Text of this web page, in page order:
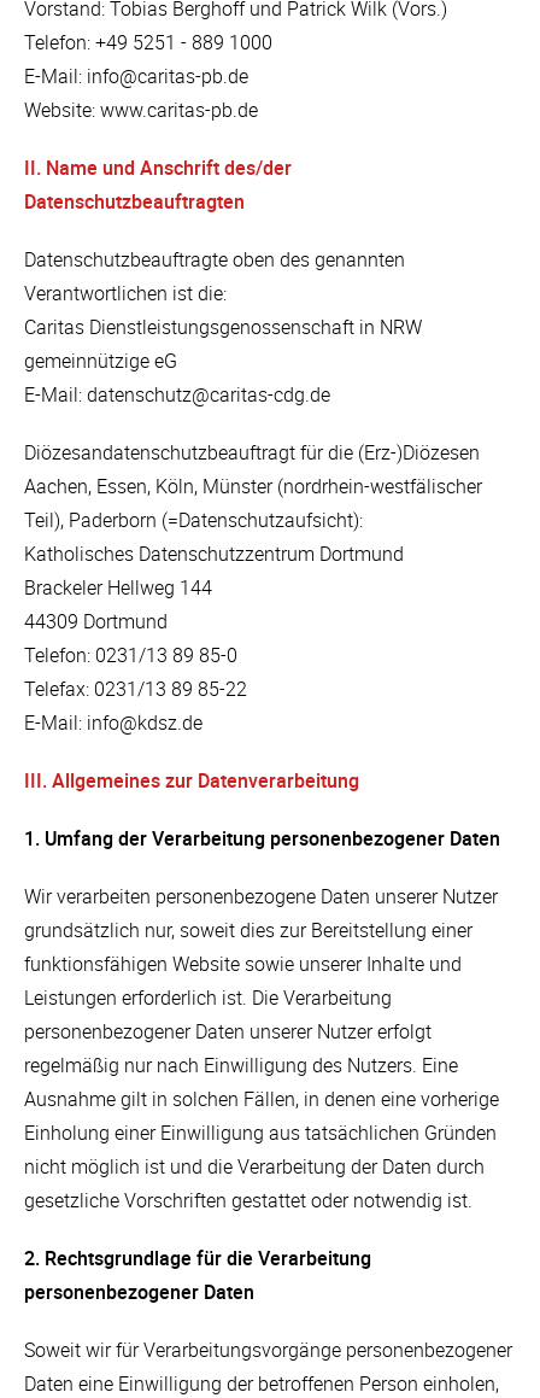
Vorstand: Tobias Berghoff und Patrick Wilk (Vors.)
Telefon: +49 5251 - 889 1000
E-Mail: info@caritas-pb.de
Website: www.caritas-pb.de
II. Name und Anschrift des/der
Datenschutzbeauftragten
Datenschutzbeauftragte oben des genannten
Verantwortlichen ist die:
Caritas Dienstleistungsgenossenschaft in NRW
gemeinnützige eG
E-Mail: datenschutz@caritas-cdg.de
Diözesandatenschutzbeauftragt für die (Erz-)Diözesen
Aachen, Essen, Köln, Münster (nordrhein-westfälischer
Teil), Paderborn (=Datenschutzaufsicht):
Katholisches Datenschutzzentrum Dortmund
Brackeler Hellweg 144
44309 Dortmund
Telefon: 0231/13 89 85-0
Telefax: 0231/13 89 85-22
E-Mail: info@kdsz.de
III. Allgemeines zur Datenverarbeitung
1. Umfang der Verarbeitung personenbezogener Daten
Wir verarbeiten personenbezogene Daten unserer Nutzer
grundsätzlich nur, soweit dies zur Bereitstellung einer
funktionsfähigen Website sowie unserer Inhalte und
Leistungen erforderlich ist. Die Verarbeitung
personenbezogener Daten unserer Nutzer erfolgt
regelmäßig nur nach Einwilligung des Nutzers. Eine
Ausnahme gilt in solchen Fällen, in denen eine vorherige
Einholung einer Einwilligung aus tatsächlichen Gründen
nicht möglich ist und die Verarbeitung der Daten durch
gesetzliche Vorschriften gestattet oder notwendig ist.
2. Rechtsgrundlage für die Verarbeitung
personenbezogener Daten
Soweit wir für Verarbeitungsvorgänge personenbezogener
Daten eine Einwilligung der betroffenen Person einholen,